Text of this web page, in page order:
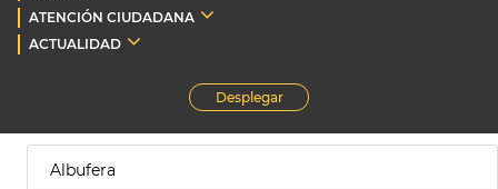
ATENCIÓN CIUDADANA
ACTUALIDAD
Desplegar
Albufera